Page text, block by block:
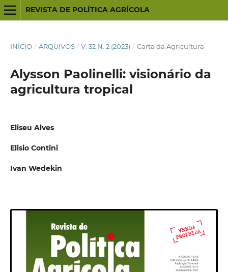
REVISTA DE POLÍTICA AGRÍCOLA
INÍCIO / ARQUIVOS / V. 32 N. 2 (2023) / Carta da Agricultura
Alysson Paolinelli: visionário da
agricultura tropical
Eliseu Alves
Elisio Contini
Ivan Wedekin